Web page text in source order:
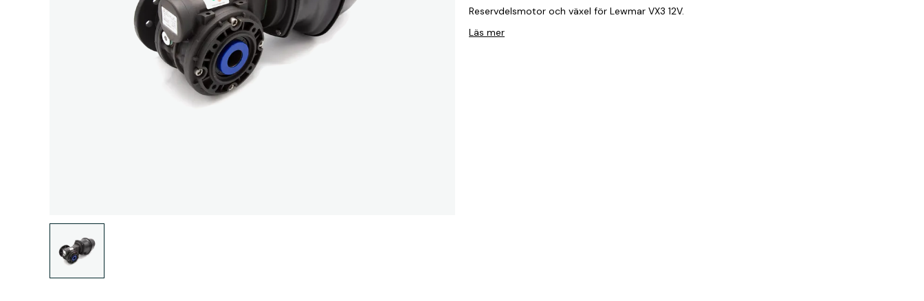
Reservdelsmotor och växel för Lewmar VX3 12V.
Läs mer